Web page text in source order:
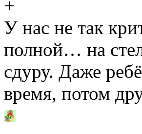
У нас не так
полной… на
сдуру. Даже
время, потом